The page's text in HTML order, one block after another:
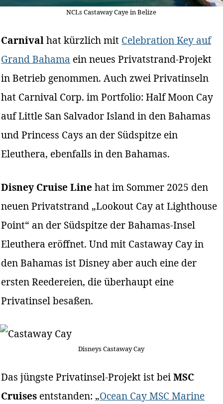
NCLs Castaway Caye in Belize
Carnivalhat kürzlich mit Celebration Key auf
Grand Bahama ein neues Privatstrand-Projekt
in Betrieb genommen. Auch zwei Privatinseln
hat Carnival Corp. im Portfolio: Half Moon Cay
auf Little San Salvador Island in den Bahamas
und Princess Cays an der Südspitze ein
Eleuthera, ebenfalls in den Bahamas.
Disney Cruise Linehat im Sommer 2025 den
neuen Privatstrand „Lookout Cay at Lighthouse
Point“ an der Südspitze der Bahamas-Insel
Eleuthera eröffnet. Und mit Castaway Cay in
den Bahamas ist Disney aber auch eine der
ersten Reedereien, die überhaupt eine
Privatinsel besaßen.
Disneys Castaway Cay
Das jüngste Privatinsel-Projekt ist beiMSC
Cruises entstanden: „Ocean Cay MSC Marine